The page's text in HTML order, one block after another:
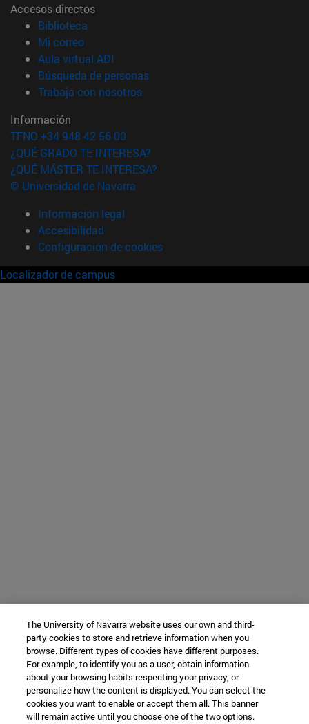
Accesos directos
Biblioteca
Mi correo(abre en nueva ventana)
Aula virtual ADI
Búsqueda de personas(abre en nueva ventana)
Trabaja con nosotros(abre en nueva ventana)
Información
TFNO +34 948 42 56 00
¿QUÉ GRADO TE INTERESA?
¿QUÉ MÁSTER TE INTERESA?
© Universidad de Navarra
Información legal
Accesibilidad
Configuración de cookies
Localizador de campus
The University of Navarra website uses our own and third-
party cookies to store and retrieve information when you
browse. Different types of cookies have different purposes.
For example, to identify you as a user, obtain information
about your browsing habits respecting your privacy, or
personalize how the content is displayed. You can select the
cookies you want to enable or accept them all. This banner
will remain active until you choose one of the two options.